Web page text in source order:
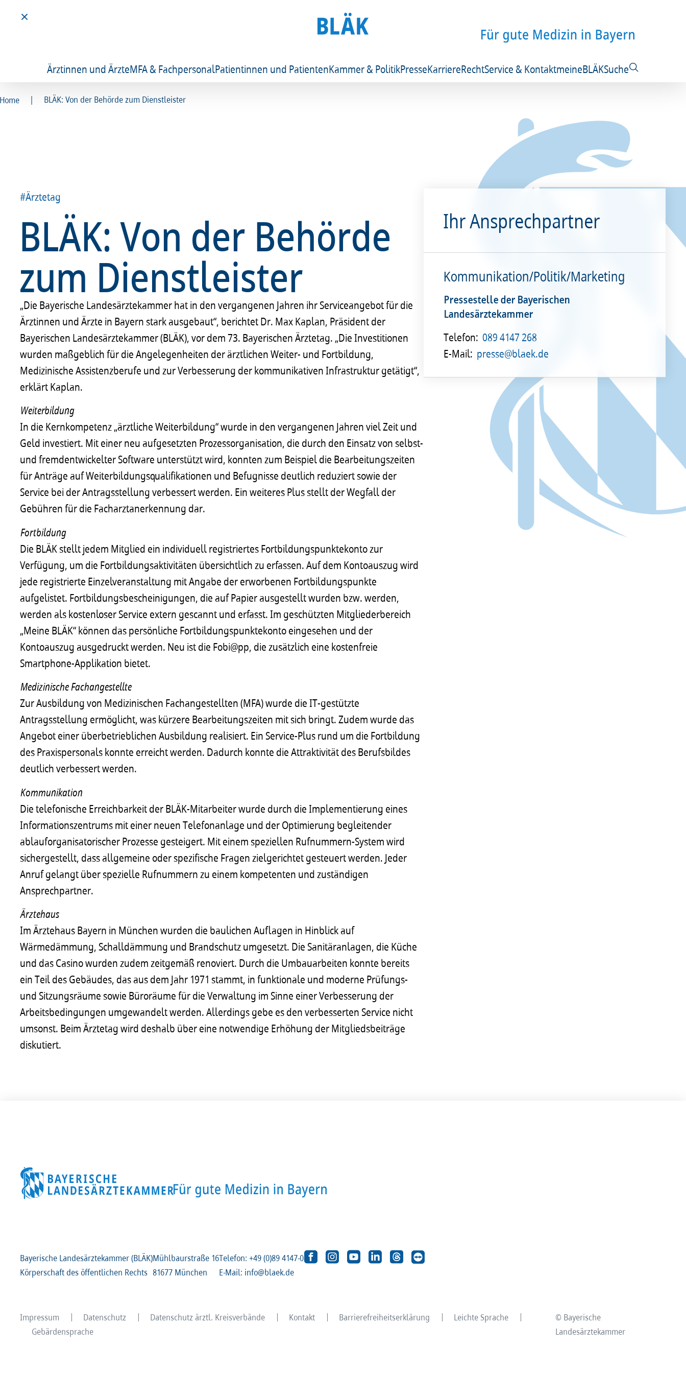
Ärztinnen und ÄrzteMFA & FachpersonalPatientinnen und PatientenKammer & PolitikPresseKarriereRechtService & KontaktmeineBLÄKSuche
Home | BLÄK: Von der Behörde zum Dienstleister
#Ärztetag
BLÄK: Von der Behörde
zum Dienstleister
„Die Bayerische Landesärztekammer hat in den vergangenen Jahren ihr Serviceangebot für die
Ärztinnen und Ärzte in Bayern stark ausgebaut“, berichtet Dr. Max Kaplan, Präsident der
Bayerischen Landesärztekammer (BLÄK), vor dem 73. Bayerischen Ärztetag. „Die Investitionen
wurden maßgeblich für die Angelegenheiten der ärztlichen Weiter- und Fortbildung,
Medizinische Assistenzberufe und zur Verbesserung der kommunikativen Infrastruktur getätigt“,
erklärt Kaplan.
Weiterbildung
In die Kernkompetenz „ärztliche Weiterbildung“ wurde in den vergangenen Jahren viel Zeit und
Geld investiert. Mit einer neu aufgesetzten Prozessorganisation, die durch den Einsatz von selbst-
und fremdentwickelter Software unterstützt wird, konnten zum Beispiel die Bearbeitungszeiten
für Anträge auf Weiterbildungsqualifikationen und Befugnisse deutlich reduziert sowie der
Service bei der Antragsstellung verbessert werden. Ein weiteres Plus stellt der Wegfall der
Gebühren für die Facharztanerkennung dar.
Fortbildung
Die BLÄK stellt jedem Mitglied ein individuell registriertes Fortbildungspunktekonto zur
Verfügung, um die Fortbildungsaktivitäten übersichtlich zu erfassen. Auf dem Kontoauszug wird
jede registrierte Einzelveranstaltung mit Angabe der erworbenen Fortbildungspunkte
aufgelistet. Fortbildungsbescheinigungen, die auf Papier ausgestellt wurden bzw. werden,
werden als kostenloser Service extern gescannt und erfasst. Im geschützten Mitgliederbereich
„Meine BLÄK“ können das persönliche Fortbildungspunktekonto eingesehen und der
Kontoauszug ausgedruckt werden. Neu ist die Fobi@pp, die zusätzlich eine kostenfreie
Smartphone-Applikation bietet.
Medizinische Fachangestellte
Zur Ausbildung von Medizinischen Fachangestellten (MFA) wurde die IT-gestützte
Antragsstellung ermöglicht, was kürzere Bearbeitungszeiten mit sich bringt. Zudem wurde das
Angebot einer überbetrieblichen Ausbildung realisiert. Ein Service-Plus rund um die Fortbildung
des Praxispersonals konnte erreicht werden. Dadurch konnte die Attraktivität des Berufsbildes
deutlich verbessert werden.
Kommunikation
Die telefonische Erreichbarkeit der BLÄK-Mitarbeiter wurde durch die Implementierung eines
Informationszentrums mit einer neuen Telefonanlage und der Optimierung begleitender
ablauforganisatorischer Prozesse gesteigert. Mit einem speziellen Rufnummern-System wird
sichergestellt, dass allgemeine oder spezifische Fragen zielgerichtet gesteuert werden. Jeder
Anruf gelangt über spezielle Rufnummern zu einem kompetenten und zuständigen
Ansprechpartner.
Ärztehaus
Im Ärztehaus Bayern in München wurden die baulichen Auflagen in Hinblick auf
Wärmedämmung, Schalldämmung und Brandschutz umgesetzt. Die Sanitäranlagen, die Küche
und das Casino wurden zudem zeitgemäß renoviert. Durch die Umbauarbeiten konnte bereits
ein Teil des Gebäudes, das aus dem Jahr 1971 stammt, in funktionale und moderne Prüfungs-
und Sitzungsräume sowie Büroräume für die Verwaltung im Sinne einer Verbesserung der
Arbeitsbedingungen umgewandelt werden. Allerdings gebe es den verbesserten Service nicht
umsonst. Beim Ärztetag wird deshalb über eine notwendige Erhöhung der Mitgliedsbeiträge
diskutiert.
Ihr Ansprechpartner
Kommunikation/Politik/Marketing
Pressestelle der Bayerischen
Landesärztekammer
Telefon: 089 4147 268
E-Mail: presse@blaek.de
Bayerische Landesärztekammer (BLÄK)
Körperschaft des öffentlichen Rechts
Mühlbaurstraße 16
81677 München
Telefon: +49 (0)89 4147-0
E-Mail: info@blaek.de
Impressum Datenschutz Datenschutz ärztl. Kreisverbände Kontakt Barrierefreiheitserklärung
Leichte Sprache
Gebärdensprache
© Bayerische
Landesärztekammer